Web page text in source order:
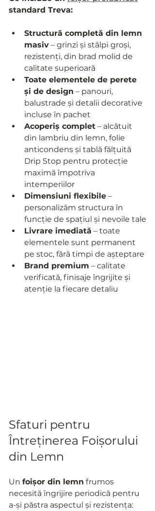
standard Treva:
Structură completă din lemn
masiv – grinzi și stâlpi groși,
rezistenți, din brad molid de
calitate superioară
Toate elementele de perete
și de design – panouri,
balustrade și detalii decorative
incluse în pachet
Acoperiș complet – alcătuit
din lambriu din lemn, folie
anticondens și tablă fălțuită
Drip Stop pentru protecție
maximă împotriva
intemperiilor
Dimensiuni flexibile –
personalizăm structura în
funcție de spațiul și nevoile tale
Livrare imediată – toate
elementele sunt permanent
pe stoc, fără timpi de așteptare
Brand premium – calitate
verificată, finisaje îngrijite și
atenție la fiecare detaliu
Sfaturi pentru
Întreținerea Foișorului
din Lemn
Un foișor din lemn frumos
necesită îngrijire periodică pentru
a-și păstra aspectul și rezistența: